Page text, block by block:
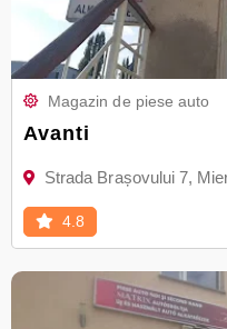
Magazin de piese auto
Avanti
Strada Brașovului 7,
4.8